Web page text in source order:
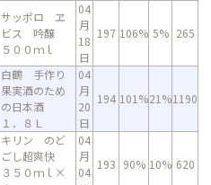
サッポロ ヱ
ビス 吟醸
５００ｍｌ
04
月
18
日
197 106% 5% 265
白鶴 手作り
果実酒のため
の日本酒
１．８Ｌ
04
月
20
日
194 101%21%1190
キリン のど
ごし超爽快
３５０ｍｌ×
04
月
04
193 90% 10% 620